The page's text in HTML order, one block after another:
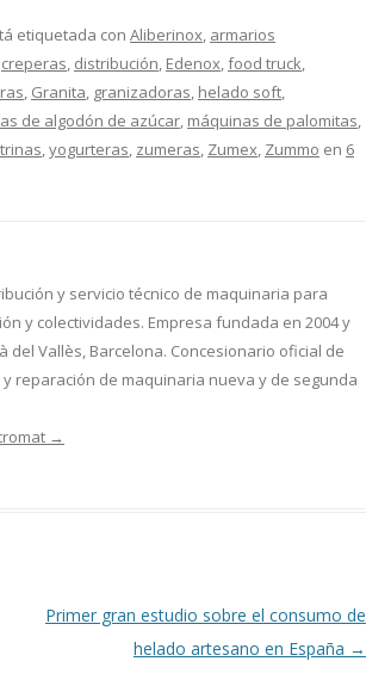
etiquetada con Aliberinox, armarios
creperas, distribución, Edenox,food truck,
, Granita, granizadoras, helado soft,
de algodón de azúcar, máquinas de palomitas,
,yogurteras, zumeras, Zumex, Zummo en 6
y servicio técnico de maquinaria para
y colectividades. Empresa fundada en 2004 y
del Vallès, Barcelona. Concesionario oficial de
reparación de maquinaria nueva y de segunda
→
Primer gran estudio sobre el consumo de
helado artesano en España →